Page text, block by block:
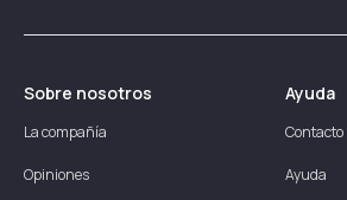
Sobre nosotros
La compañía
Opiniones
Ayuda
Contacto
Ayuda